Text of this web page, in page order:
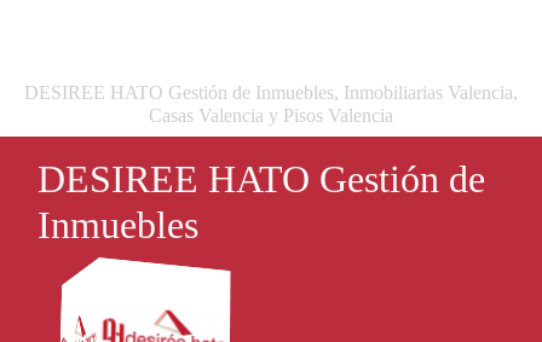
DESIREE HATO Gestión de Inmuebles, Inmobiliarias Valencia,
Casas Valencia y Pisos Valencia
DESIREE HATO Gestión de
Inmuebles